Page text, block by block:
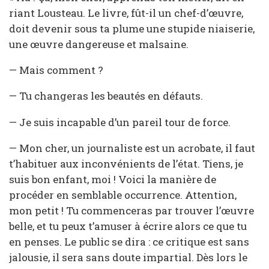
riant Lousteau. Le livre, fût-il un chef-d’œuvre,
doit devenir sous ta plume une stupide niaiserie,
une œuvre dangereuse et malsaine.
— Mais comment ?
— Tu changeras les beautés en défauts.
— Je suis incapable d’un pareil tour de force.
— Mon cher, un journaliste est un acrobate, il faut
t’habituer aux inconvénients de l’état. Tiens, je
suis bon enfant, moi ! Voici la manière de
procéder en semblable occurrence. Attention,
mon petit ! Tu commenceras par trouver l’œuvre
belle, et tu peux t’amuser à écrire alors ce que tu
en penses. Le public se dira : ce critique est sans
jalousie, il sera sans doute impartial. Dès lors le